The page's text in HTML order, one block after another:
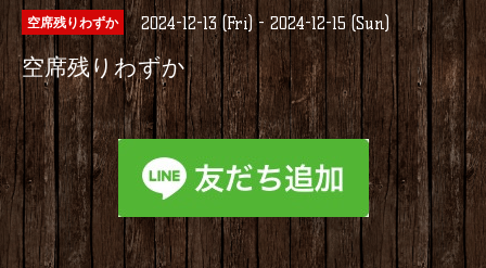
空席残りわずか 2024-12-13 (Fri) - 2024-12-15 (Sun)
空席残りわずか